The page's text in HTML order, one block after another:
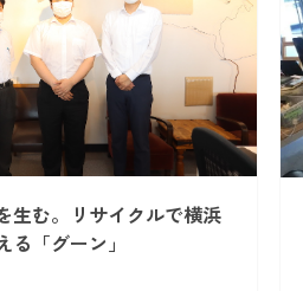
生む。リサイクルで横浜
る「グーン」